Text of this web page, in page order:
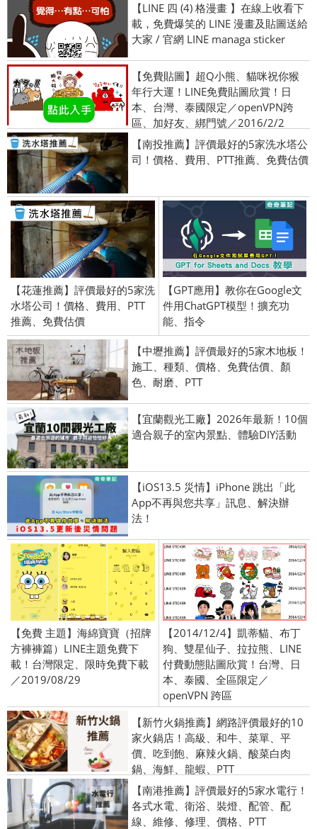
【LINE 四 (4) 格漫畫 】在線上收看下
載，免費爆笑的 LINE 漫畫及貼圖送給
大家 / 官網 LINE managa sticker
【免費貼圖】超Q小熊、貓咪祝你猴
年行大運！LINE免費貼圖欣賞！日
本、台灣、泰國限定／openVPN跨
區、加好友、綁門號／2016/2/2
【南投推薦】評價最好的5家洗水塔公
司！價格、費用、PTT推薦、免費估價
【花蓮推薦】評價最好的5家洗
水塔公司！價格、費用、PTT
推薦、免費估價
【GPT應用】教你在Google文
件用ChatGPT模型！擴充功
能、指令
【中壢推薦】評價最好的5家木地板！
施工、種類、價格、免費估價、顏
色、耐磨、PTT
【宜蘭觀光工廠】2026年最新！10個
適合親子的室內景點、體驗DIY活動
【iOS13.5 災情】iPhone 跳出「此
App不再與您共享」訊息、解決辦
法！
【免費 主題】海綿寶寶（招牌
方褲褲篇）LINE主題免費下
載！台灣限定、限時免費下載
／2019/08/29
【2014/12/4】凱蒂貓、布丁
狗、雙星仙子、拉拉熊、LINE
付費動態貼圖欣賞！台灣、日
本、泰國、全區限定／
openVPN 跨區
【新竹火鍋推薦】網路評價最好的10
家火鍋店！高級、和牛、菜單、平
價、吃到飽、麻辣火鍋、酸菜白肉
鍋、海鮮、龍蝦、PTT
【南港推薦】評價最好的5家水電行！
各式水電、衛浴、裝燈、配管、配
線、維修、修理、價格、PTT